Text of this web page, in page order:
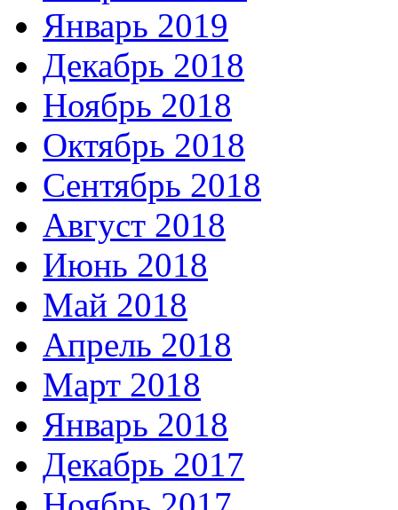
Январь 2019
Декабрь 2018
Ноябрь 2018
Октябрь 2018
Сентябрь 2018
Август 2018
Июнь 2018
Май 2018
Апрель 2018
Март 2018
Январь 2018
Декабрь 2017